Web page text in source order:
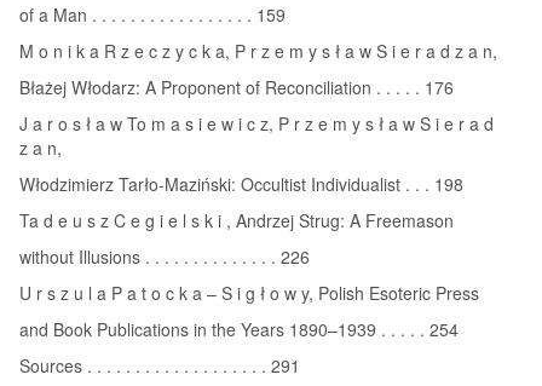
of a Man . . . . . . . . . . . . . . . . . 159
M o n i k a R z e c z y c k a, P r z e m y s ł a w S i e r a d z a n,
Błażej Włodarz: A Proponent of Reconciliation . . . . . 176
J a r o s ł a w To m a s i e w i c z, P r z e m y s ł a w S i e r a d
z a n,
Włodzimierz Tarło-Maziński: Occultist Individualist . . . 198
Ta d e u s z C e g i e l s k i , Andrzej Strug: A Freemason
without Illusions . . . . . . . . . . . . . . 226
U r s z u l a P a t o c k a – S i g ł o w y, Polish Esoteric Press
and Book Publications in the Years 1890–1939 . . . . . 254
Sources . . . . . . . . . . . . . . . . . . . 291